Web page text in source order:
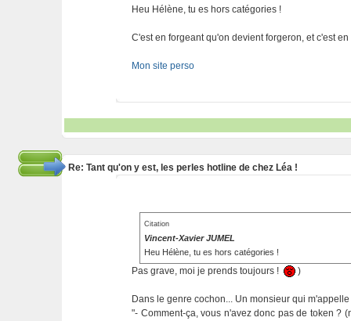
Heu Hélène, tu es hors catégories !
C'est en forgeant qu'on devient forgeron, et c'est
Mon site perso
Re: Tant qu'on y est, les perles hotline de chez Léa !
Citation
Vincent-Xavier JUMEL
Heu Hélène, tu es hors catégories !
Pas grave, moi je prends toujours ! )
Dans le genre cochon... Un monsieur qui
"- Comment-ça, vous n'avez donc pas de token ?